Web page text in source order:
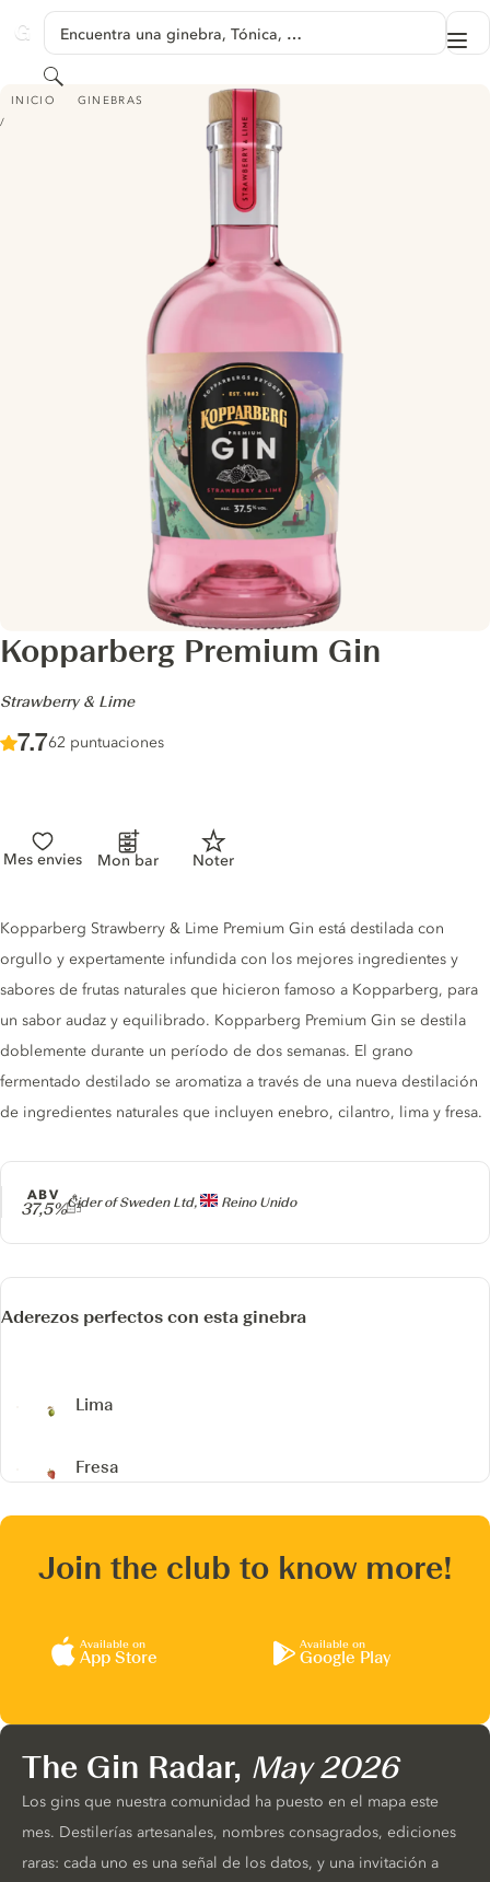
GINVENTORY
Encuentra una ginebra, Tónica, …
Buscar
INICIO GINEBRAS
KOPPARBERG PREMIUM GIN - STRAWBERRY & LIME
Kopparberg Premium Gin
-
Strawberry & Lime
Score :
7.7/ 10
62 puntuaciones
Mes envies Mon bar Noter
Producer
Cider of Sweden Ltd, Reino Unido
ABV
37,5%
Gin description
Kopparberg Strawberry & Lime Premium Gin está destilada con
orgullo y expertamente infundida con los mejores ingredientes y
sabores de frutas naturales que hicieron famoso a Kopparberg, para
un sabor audaz y equilibrado. Kopparberg Premium Gin se destila
doblemente durante un período de dos semanas. El grano
fermentado destilado se aromatiza a través de una nueva destilación
de ingredientes naturales que incluyen enebro, cilantro, lima y fresa.
Aderezos perfectos con esta ginebra
Lima
Fresa
Join the club to know more!
Available on
App Store
Available on
Google Play
The Gin Radar, May 2026
Los gins que nuestra comunidad ha puesto en el mapa este
mes. Destilerías artesanales, nombres consagrados, ediciones
raras: cada uno es una señal de los datos, y una invitación a